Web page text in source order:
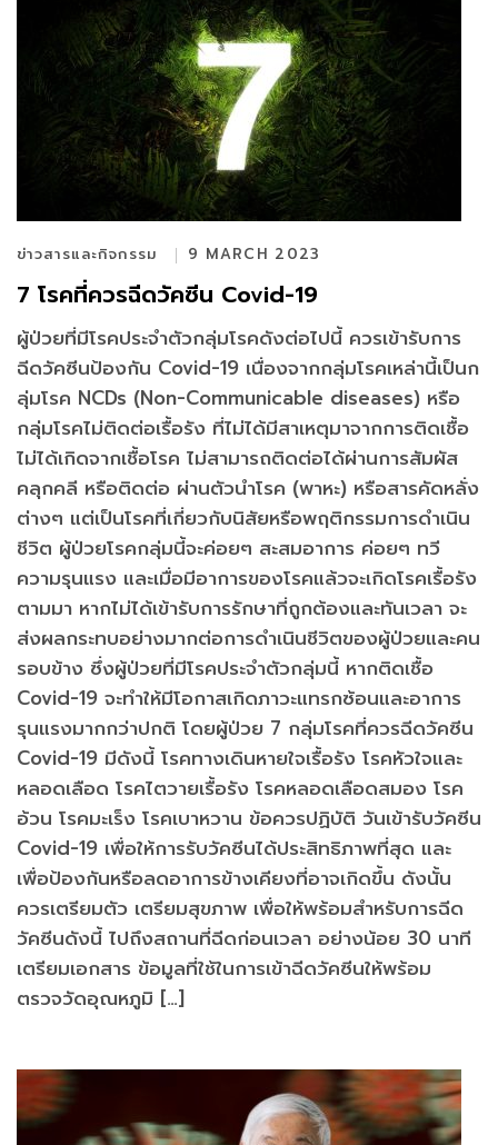
ข่าวสารและกิจกรรม 9 MARCH 2023
7 โรคที่ควรฉีดวัคซีน Covid-19
ผู้ป่วยที่มีโรคประจำตัวกลุ่มโรคดังต่อไปนี้ ควรเข้ารับการ
ฉีดวัคซีนป้องกัน Covid-19 เนื่องจากกลุ่มโรคเหล่านี้เป็นก
ลุ่มโรค NCDs (Non-Communicable diseases) หรือ
กลุ่มโรคไม่ติดต่อเรื้อรัง ที่ไม่ได้มีสาเหตุมาจากการติดเชื้อ
ไม่ได้เกิดจากเชื้อโรค ไม่สามารถติดต่อได้ผ่านการสัมผัส
คลุกคลี หรือติดต่อ ผ่านตัวนำโรค (พาหะ) หรือสารคัดหลั่ง
ต่างๆ แต่เป็นโรคที่เกี่ยวกับนิสัยหรือพฤติกรรมการดำเนิน
ชีวิต ผู้ป่วยโรคกลุ่มนี้จะค่อยๆ สะสมอาการ ค่อยๆ ทวี
ความรุนแรง และเมื่อมีอาการของโรคแล้วจะเกิดโรคเรื้อรัง
ตามมา หากไม่ได้เข้ารับการรักษาที่ถูกต้องและทันเวลา จะ
ส่งผลกระทบอย่างมากต่อการดำเนินชีวิตของผู้ป่วยและคน
รอบข้าง ซึ่งผู้ป่วยที่มีโรคประจำตัวกลุ่มนี้ หากติดเชื้อ
Covid-19 จะทำให้มีโอกาสเกิดภาวะแทรกซ้อนและอาการ
รุนแรงมากกว่าปกติ โดยผู้ป่วย 7 กลุ่มโรคที่ควรฉีดวัคซีน
Covid-19 มีดังนี้ โรคทางเดินหายใจเรื้อรัง โรคหัวใจและ
หลอดเลือด โรคไตวายเรื้อรัง โรคหลอดเลือดสมอง โรค
อ้วน โรคมะเร็ง โรคเบาหวาน ข้อควรปฏิบัติ วันเข้ารับวัคซีน
Covid-19 เพื่อให้การรับวัคซีนได้ประสิทธิภาพที่สุด และ
เพื่อป้องกันหรือลดอาการข้างเคียงที่อาจเกิดขึ้น ดังนั้น
ควรเตรียมตัว เตรียมสุขภาพ เพื่อให้พร้อมสำหรับการฉีด
วัคซีนดังนี้ ไปถึงสถานที่ฉีดก่อนเวลา อย่างน้อย 30 นาที
เตรียมเอกสาร ข้อมูลที่ใช้ในการเข้าฉีดวัคซีนให้พร้อม
ตรวจวัดอุณหภูมิ […]